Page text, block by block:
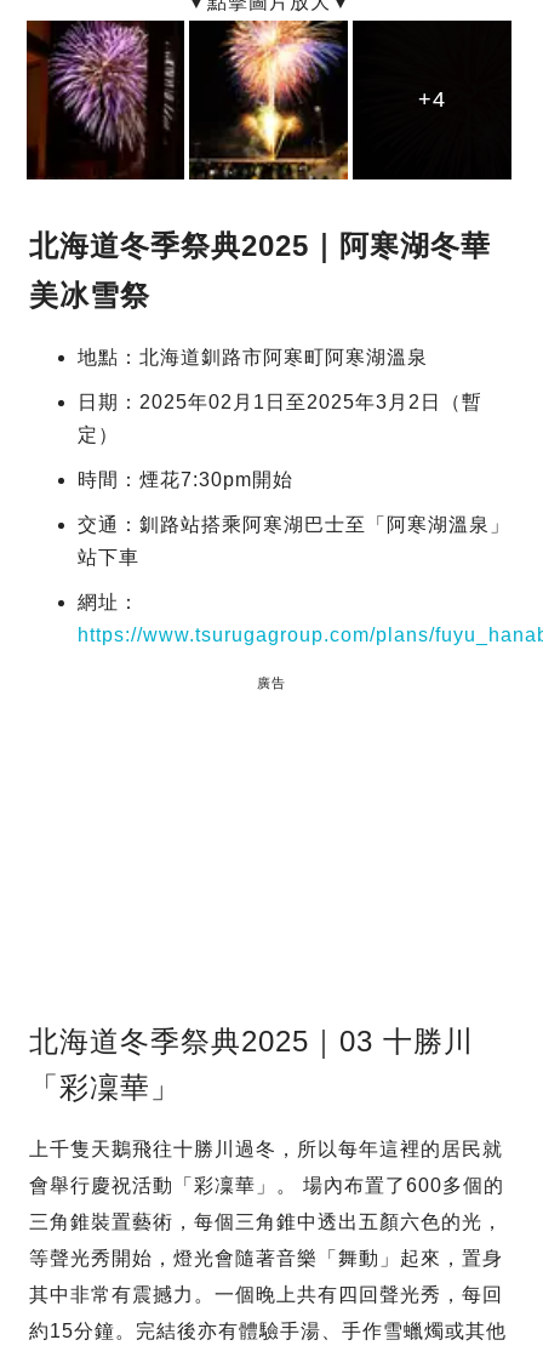
+4
+4
+4
北海道冬季祭典2025｜阿寒湖冬華
美冰雪祭
地點：北海道釧路市阿寒町阿寒湖溫泉
日期：2025年02月1日至2025年3月2日（暫
定）
時間：煙花7:30pm開始
交通：釧路站搭乘阿寒湖巴士至「阿寒湖溫泉」
站下車
網址：
https://www.tsurugagroup.com/plans/
廣告
北海道冬季祭典2025｜03 十勝川
「彩凜華」
上千隻天鵝飛往十勝川過冬，所以每年這裡的居民就
會舉行慶祝活動「彩凜華」。 場內布置了600多個的
三角錐裝置藝術，每個三角錐中透出五顏六色的光，
等聲光秀開始，燈光會隨著音樂「舞動」起來，置身
其中非常有震撼力。一個晚上共有四回聲光秀，每回
約15分鐘。完結後亦有體驗手湯、手作雪蠟燭或其他